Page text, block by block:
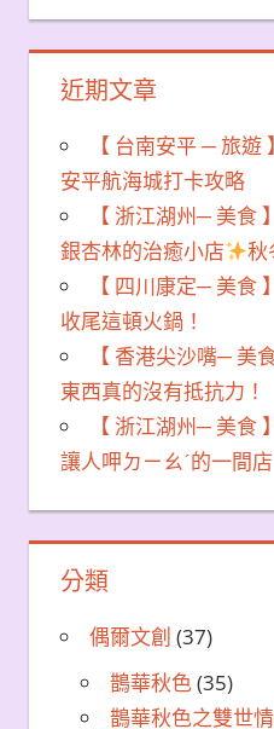
近期文章
【 台南安平 ─ 旅遊 】
安平航海城打卡攻略
【 浙江湖州─ 美食
銀杏林的治癒小店
秋
【 四川康定─ 美食
收尾這頓火鍋！
【 香港尖沙嘴─ 美
東西真的沒有抵抗力！
【 浙江湖州─ 美食
讓人呷ㄉㄧㄠˊ的一間店
分類
偶爾文創 (37)
鵲華秋色(35)
鵲華秋色之雙世